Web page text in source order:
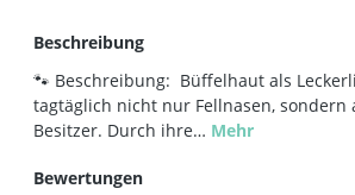
Beschreibung
🐾 Beschreibung: Büffelhaut als
tagtäglich nicht nur Fellnasen, sondern
Besitzer. Durch ihre… Mehr
Bewertungen